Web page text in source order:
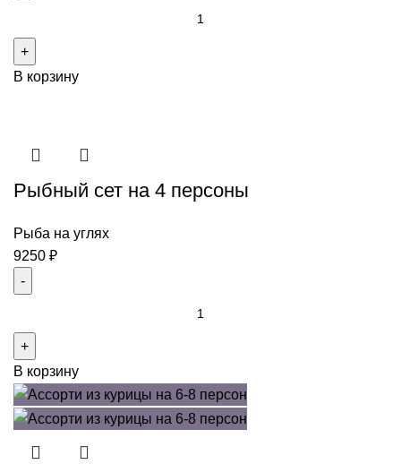
Ассорти
из
8
В корзину
Рыбный сет на 4 персоны
Рыба на углях
9250 ₽
Рыбный
сет
на
4
В корзину